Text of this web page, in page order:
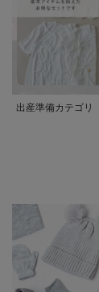
出産準備カテゴリ